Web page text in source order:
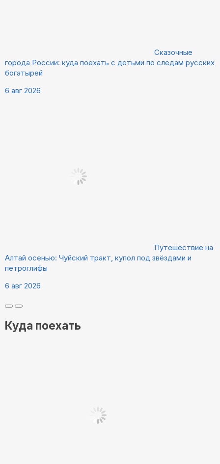
Сказочные
города России: куда поехать с детьми по следам русских
богатырей
6 авг 2026
Путешествие на
Алтай осенью: Чуйский тракт, купол под звёздами и
петроглифы
6 авг 2026
Куда поехать